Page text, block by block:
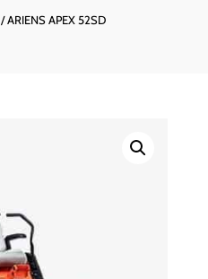
ARIENS APEX 52SD